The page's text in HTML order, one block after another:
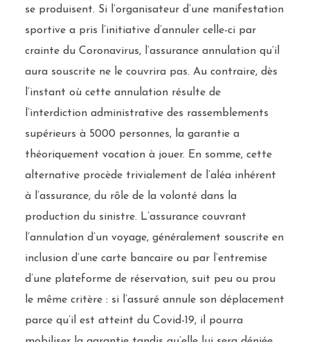
se produisent. Si l’organisateur d’une manifestation
sportive a pris l’initiative d’annuler celle-ci par
crainte du Coronavirus, l’assurance annulation qu’il
aura souscrite ne le couvrira pas. Au contraire, dès
l’instant où cette annulation résulte de
l’interdiction administrative des rassemblements
supérieurs à 5000 personnes, la garantie a
théoriquement vocation à jouer. En somme, cette
alternative procède trivialement de l’aléa inhérent
à l’assurance, du rôle de la volonté dans la
production du sinistre. L’assurance couvrant
l’annulation d’un voyage, généralement souscrite en
inclusion d’une carte bancaire ou par l’entremise
d’une plateforme de réservation, suit peu ou prou
le même critère : si l’assuré annule son déplacement
parce qu’il est atteint du Covid-19, il pourra